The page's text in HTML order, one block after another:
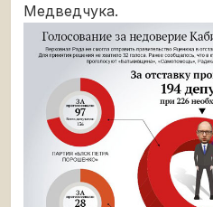
Медведчука.